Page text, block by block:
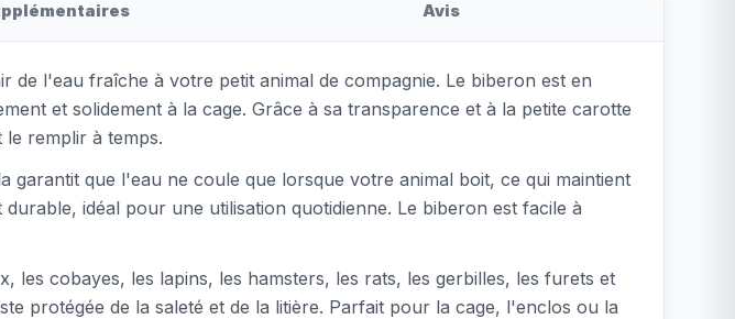
Avis
l'eau fraîche à votre petit animal de compagnie. Le biberon est en
et solidement à la cage. Grâce à sa transparence et à la petite carotte
remplir à temps.
que l'eau ne coule que lorsque votre animal boit, ce qui maintient
idéal pour une utilisation quotidienne. Le biberon est facile à
les cobayes, les lapins, les hamsters, les rats, les gerbilles, les furets et
protégée de la saleté et de la litière. Parfait pour la cage, l'enclos ou la